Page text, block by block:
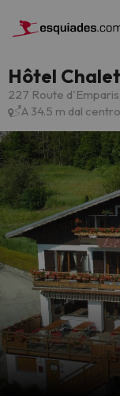
Hôtel
227 Route
A 34.5 m dal